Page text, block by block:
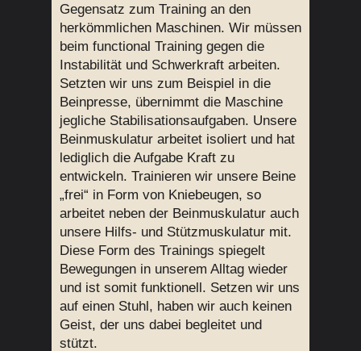
Gegensatz zum Training an den
herkömmlichen Maschinen. Wir müssen
beim functional Training gegen die
Instabilität und Schwerkraft arbeiten.
Setzten wir uns zum Beispiel in die
Beinpresse, übernimmt die Maschine
jegliche Stabilisationsaufgaben. Unsere
Beinmuskulatur arbeitet isoliert und hat
lediglich die Aufgabe Kraft zu
entwickeln. Trainieren wir unsere Beine
„frei“ in Form von Kniebeugen, so
arbeitet neben der Beinmuskulatur auch
unsere Hilfs- und Stützmuskulatur mit.
Diese Form des Trainings spiegelt
Bewegungen in unserem Alltag wieder
und ist somit funktionell. Setzen wir uns
auf einen Stuhl, haben wir auch keinen
Geist, der uns dabei begleitet und
stützt.